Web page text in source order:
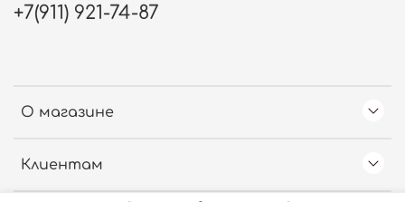
О магазине
Клиентам
+7(911) 921-74-87